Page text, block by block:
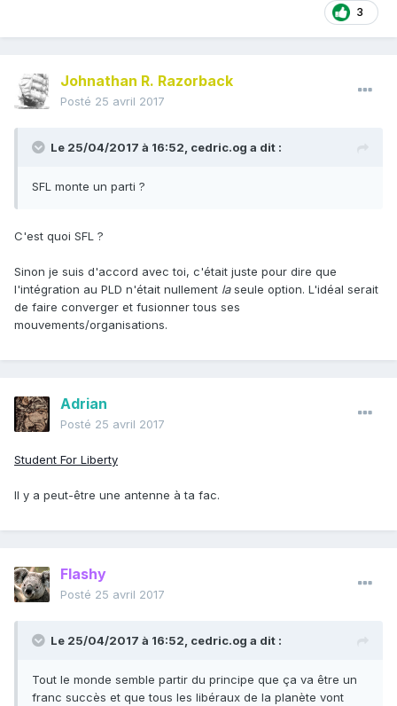
3
Johnathan R. Razorback
Posté 25 avril 2017
Le 25/04/2017 à 16:52, cedric.og a dit :
SFL monte un parti ?
C'est quoi SFL ?
Sinon je suis d'accord avec toi, c'était juste pour dire que
l'intégration au PLD n'était nullement laseule option. L'idéal serait
de faire converger et fusionner tous ses
mouvements/organisations.
Adrian
Posté 25 avril 2017
Student For Liberty
Il y a peut-être une antenne à ta fac.
Flashy
Posté 25 avril 2017
Le 25/04/2017 à 16:52, cedric.og a dit :
Tout le monde semble partir du principe que ça va être un
franc succès et que tous les libéraux de la planète vont